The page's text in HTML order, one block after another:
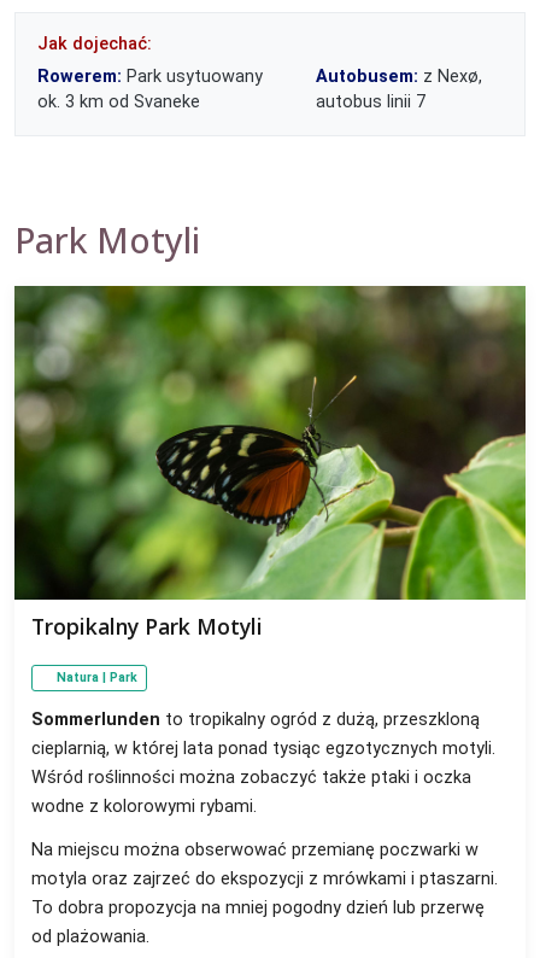
Jak dojechać:
Rowerem: Park usytuowany
ok. 3 km od Svaneke
Autobusem: z Nexø,
autobus linii 7
Park Motyli
Tropikalny Park Motyli
Natura | Park
Sommerlunden to tropikalny ogród z dużą, przeszkloną
cieplarnią, w której lata ponad tysiąc egzotycznych motyli.
Wśród roślinności można zobaczyć także ptaki i oczka
wodne z kolorowymi rybami.
Na miejscu można obserwować przemianę poczwarki w
motyla oraz zajrzeć do ekspozycji z mrówkami i ptaszarni.
To dobra propozycja na mniej pogodny dzień lub przerwę
od plażowania.